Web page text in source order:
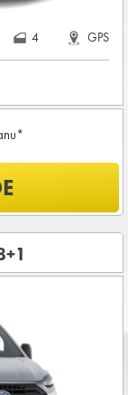
4 GPS
(CDW) i krađe
od